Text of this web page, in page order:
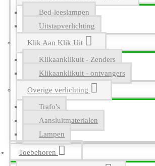
Bed-leeslampen
Uitstapverlichting
Klik Aan Klik Uit
Klikaanklikuit - Zenders
Klikaanklikuit - ontvangers
Overige verlichting
Trafo's
Aansluitmaterialen
Lampen
Toebehoren